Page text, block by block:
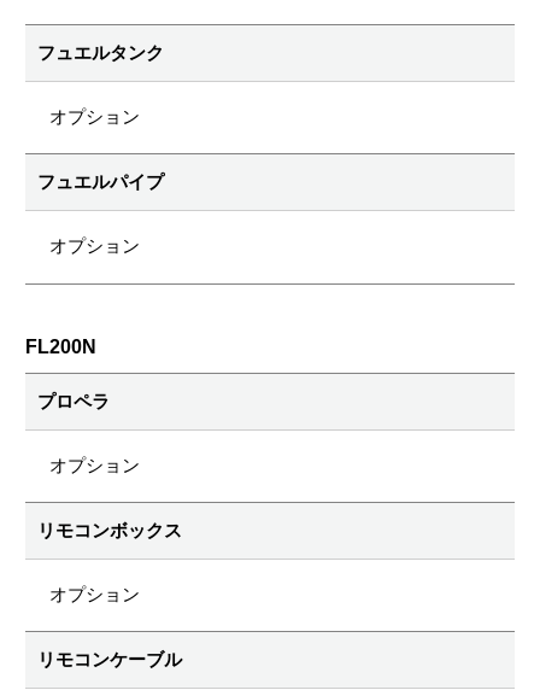
フュエルタンク
オプション
フュエルパイプ
オプション
FL200N
プロペラ
オプション
リモコンボックス
オプション
リモコンケーブル